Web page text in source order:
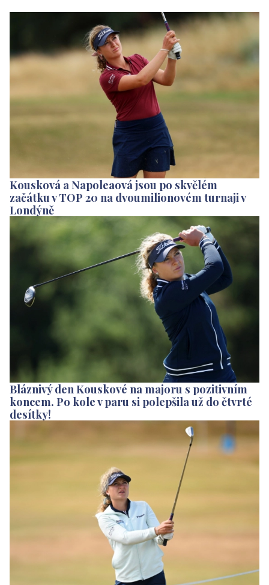
Kousková a Napoleaová jsou po skvělém
začátku v TOP 20 na dvoumilionovém turnaji v
Londýně
Bláznivý den Kouskové na majoru s pozitivním
koncem. Po kole v paru si polepšila už do čtvrté
desítky!